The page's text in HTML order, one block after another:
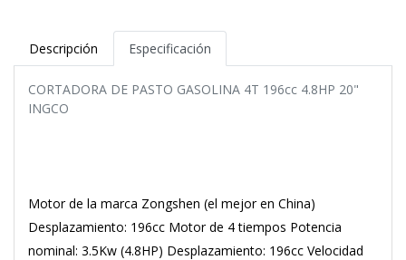
Descripción Especificación
CORTADORA DE PASTO GASOLINA 4T 196cc 4.8HP 20"
INGCO
Motor de la marca Zongshen (el mejor en China)
Desplazamiento: 196cc Motor de 4 tiempos Potencia
nominal: 3.5Kw (4.8HP) Desplazamiento: 196cc Velocidad